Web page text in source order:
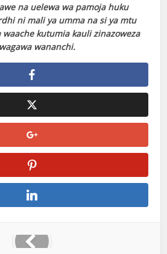
na uelewa wa pamoja huku
ni mali ya umma na si ya mtu
kutumia kauli zinazoweza
wananchi.